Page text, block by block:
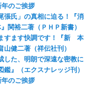
のご挨拶
張氏」の真相に迫る！『消
関裕二著（ＰＨＰ新書）
すます快調です！『新 本
健二著（祥伝社刊）
した、明朗で深遠な密教に
』（エクスナレッジ刊）
のご挨拶